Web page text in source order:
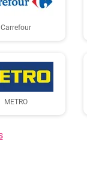
Carrefour
METRO